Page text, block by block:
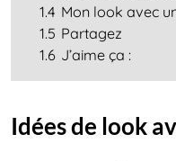
1.4 Mon look avec
1.5 Partagez
1.6 J’aime ça :
Idées de look